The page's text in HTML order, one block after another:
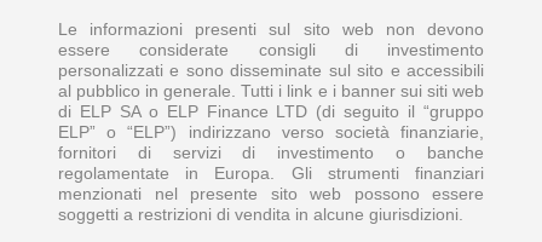
Le informazioni presenti sul sito web non devono
essere considerate consigli di investimento
personalizzati e sono disseminate sul sito e accessibili
al pubblico in generale. Tutti i link e i banner sui siti web
di ELP SA o ELP Finance LTD (di seguito il “gruppo
ELP” o “ELP”) indirizzano verso società finanziarie,
fornitori di servizi di investimento o banche
regolamentate in Europa. Gli strumenti finanziari
menzionati nel presente sito web possono essere
soggetti a restrizioni di vendita in alcune giurisdizioni.